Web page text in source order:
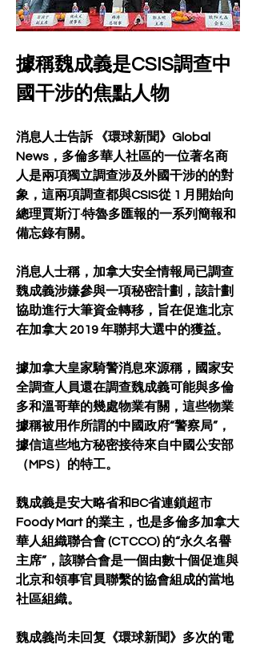
據稱魏成義是CSIS調查中
國干涉的焦點人物
消息人士告訴 《環球新聞》Global
News，多倫多華人社區的一位著名商
人是兩項獨立調查涉及外國干涉的的對
象，這兩項調查都與CSIS從 1 月開始向
總理賈斯汀·特魯多匯報的一系列簡報和
備忘錄有關。
消息人士稱，加拿大安全情報局已調查
魏成義涉嫌參與一項秘密計劃，該計劃
協助進行大筆資金轉移，旨在促進北京
在加拿大 2019 年聯邦大選中的獲益。
據加拿大皇家騎警消息來源稱，國家安
全調查人員還在調查魏成義可能與多倫
多和溫哥華的幾處物業有關，這些物業
據稱被用作所謂的中國政府“警察局”，
據信這些地方秘密接待來自中國公安部
（MPS）的特工。
魏成義是安大略省和BC省連鎖超市
Foody Mart 的業主，也是多倫多加拿大
華人組織聯合會 (CTCCO) 的“永久名譽
主席”，該聯合會是一個由數十個促進與
北京和領事官員聯繫的協會組成的當地
社區組織。
魏成義尚未回复《環球新聞》多次的電